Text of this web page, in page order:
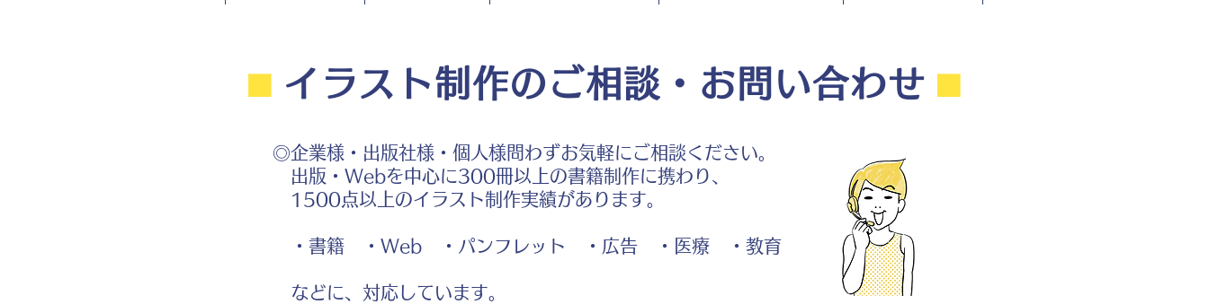
⬛︎ イラスト制作のご相談・お問い合わせ ⬛︎
◎企業様・出版社様・個人様問わずお気軽にご相談ください。
出版・Webを中心に300冊以上の書籍制作に携わり、
1500点以上のイラスト制作実績があります。
・書籍 ・Web ・パンフレット ・広告 ・医療 ・教育
などに、対応しています。